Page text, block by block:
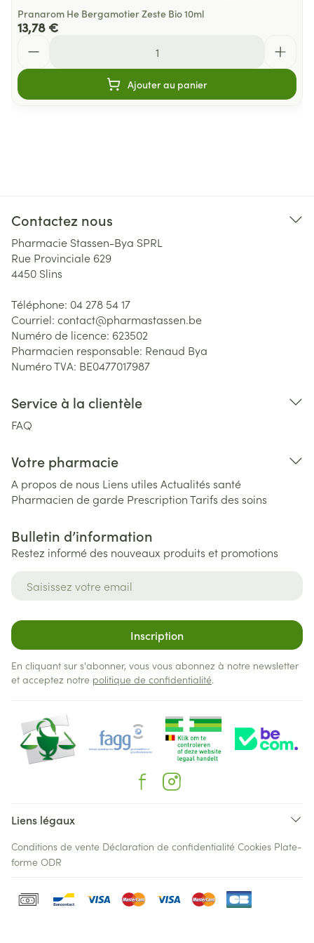
Pranarom He Bergamotier Zeste Bio 10ml
13,78 €
Ajouter au panier
Contactez nous
Pharmacie Stassen-Bya SPRL
Rue Provinciale 629
4450 Slins
Téléphone: 04 278 54 17
Courriel: contact@pharmastassen.be
Numéro de licence: 623502
Pharmacien responsable: Renaud Bya
Numéro TVA: BE0477017987
Service à la clientèle
FAQ
Votre pharmacie
A propos de nous Liens utiles Actualités santé
Pharmacien de garde PrescriptionTarifs des soins
Bulletin d’information
Restez informé des nouveaux produits et promotions
Inscription
En cliquant sur s'abonner, vous vous abonnez à notre newsletter
et acceptez notre politique de confidentialité.
Liens légaux
Conditions de vente Déclaration de confidentialité Cookies Plate-
forme ODR